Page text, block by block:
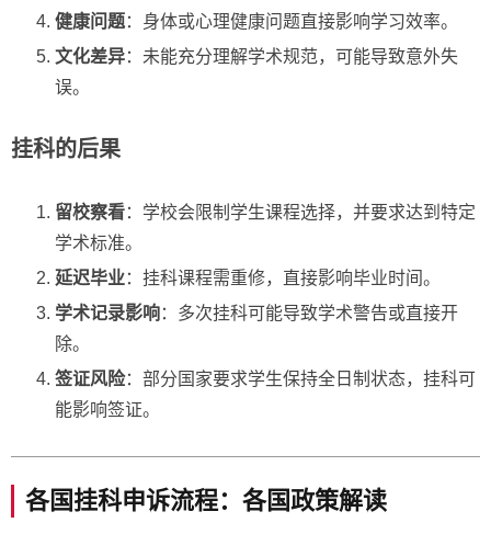
健康问题：身体或心理健康问题直接影响学习效率。
文化差异：未能充分理解学术规范，可能导致意外失
误。
挂科的后果
留校察看：学校会限制学生课程选择，并要求达到特定
学术标准。
延迟毕业：挂科课程需重修，直接影响毕业时间。
学术记录影响 ：多次挂科可能导致学术警告或直接开
除。
签证风险：部分国家要求学生保持全日制状态，挂科可
能影响签证。
各国挂科申诉流程：各国政策解读